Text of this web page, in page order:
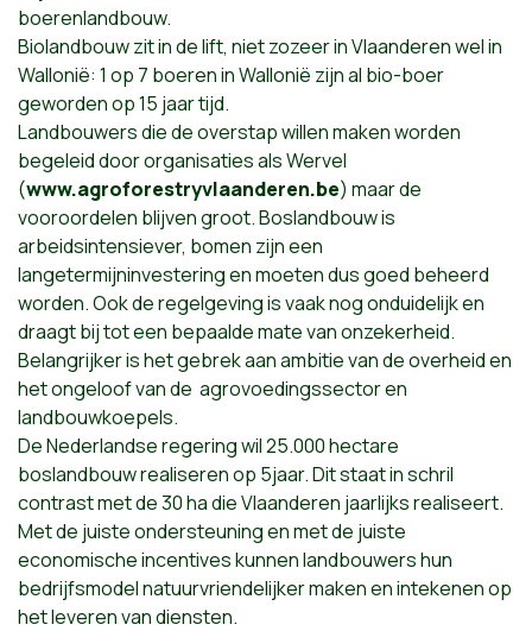
boerenlandbouw.
Biolandbouw zit in de lift, niet zozeer in Vlaanderen wel in
Wallonië: 1 op 7 boeren in Wallonië zijn al bio-boer
geworden op 15 jaar tijd.
Landbouwers die de overstap willen maken worden
begeleid door organisaties als Wervel
(www.agroforestryvlaanderen.be) maar de
vooroordelen blijven groot. Boslandbouw is
arbeidsintensiever, bomen zijn een
langetermijninvestering en moeten dus goed beheerd
worden. Ook de regelgeving is vaak nog onduidelijk en
draagt bij tot een bepaalde mate van onzekerheid.
Belangrijker is het gebrek aan ambitie van de overheid en
het ongeloof van de agrovoedingssector en
landbouwkoepels.
De Nederlandse regering wil 25.000 hectare
boslandbouw realiseren op 5jaar. Dit staat in schril
contrast met de 30 ha die Vlaanderen jaarlijks realiseert.
Met de juiste ondersteuning en met de juiste
economische incentives kunnen landbouwers hun
bedrijfsmodel natuurvriendelijker maken en intekenen op
het leveren van diensten.